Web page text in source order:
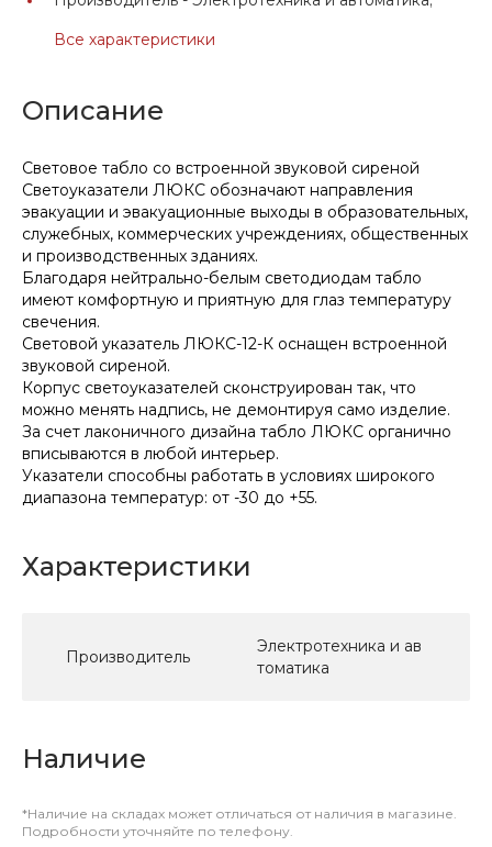
Все характеристики
Описание
Световое табло со встроенной звуковой сиреной
Светоуказатели ЛЮКС обозначают направления
эвакуации и эвакуационные выходы в образовательных,
служебных, коммерческих учреждениях, общественных
и производственных зданиях.
Благодаря нейтрально-белым светодиодам табло
имеют комфортную и приятную для глаз температуру
свечения.
Световой указатель ЛЮКС-12-К оснащен встроенной
звуковой сиреной.
Корпус светоуказателей сконструирован так, что
можно менять надпись, не демонтируя само изделие.
За счет лаконичного дизайна табло ЛЮКС органично
вписываются в любой интерьер.
Указатели способны работать в условиях широкого
диапазона температур: от -30 до +55.
Характеристики
Производитель
Электротехника и ав
томатика
Наличие
*Наличие на складах может отличаться от наличия в магазине.
Подробности уточняйте по телефону.